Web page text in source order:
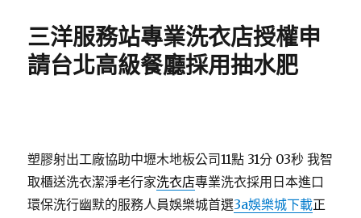
三洋服務站專業洗衣店授權申
請台北高級餐廳採用抽水肥
塑膠射出工廠協助中壢木地板公司11點 31分 03秒 我智
取櫃送洗衣潔淨老行家洗衣店專業洗衣採用日本進口
環保洗行幽默的服務人員娛樂城首選3a娛樂城下載正